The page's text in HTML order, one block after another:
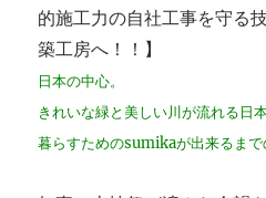
的施工力の自社工事を守る
築工房へ！！】
日本の中心。
きれいな緑と美しい川が流れる日
暮らすためのsumikaが出来るまで